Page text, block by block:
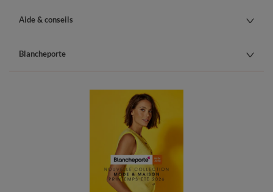
Aide & conseils
Blancheporte